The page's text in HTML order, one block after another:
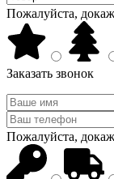
Пожалуйста,
Заказать звонок
Пожалуйста,